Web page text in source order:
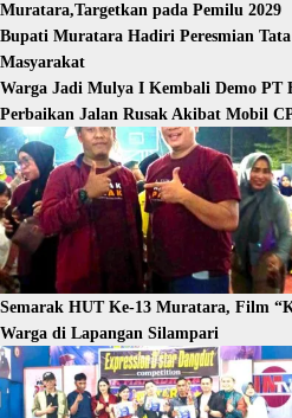
Muratara,Targetkan pada Pemilu 2029
Bupati Muratara Hadiri Peresmian
Masyarakat
Warga Jadi Mulya I Kembali Demo PT
Perbaikan Jalan Rusak Akibat Mobil
Semarak HUT Ke-13 Muratara, Film
Warga di Lapangan Silampari